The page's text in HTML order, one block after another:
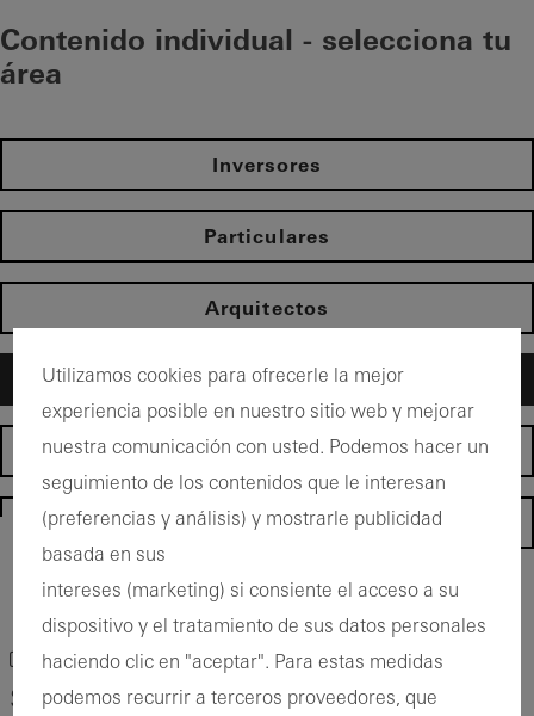
Contenido individual - selecciona tu
área
Inversores
Particulares
Arquitectos
Fabricantes
Distribuidor
Homepage
Volver a los productos
Guardar producto como favorito
Schüco Sistema de puertas AD UP Design
Utilizamos cookies para ofrecerle la mejor
experiencia posible en nuestro sitio web y mejorar
nuestra comunicación con usted. Podemos hacer un
seguimiento de los contenidos que le interesan
(preferencias y análisis) y mostrarle publicidad
basada en sus
intereses (marketing) si consiente el acceso a su
dispositivo y el tratamiento de sus datos personales
haciendo clic en "aceptar". Para estas medidas
podemos recurrir a terceros proveedores, que